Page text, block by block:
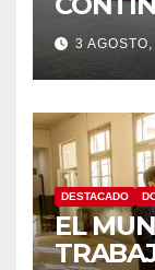
DE
3
DESTACADO
EL